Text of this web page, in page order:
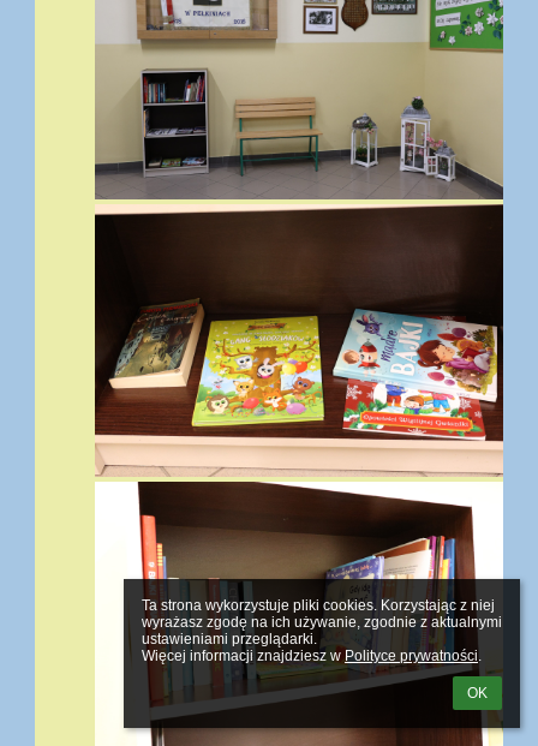
Ta strona wykorzystuje pliki cookies. Korzystając z niej
wyrażasz zgodę na ich używanie, zgodnie z aktualnymi
ustawieniami przeglądarki.
Więcej informacji znajdziesz w Polityce prywatności.
OK